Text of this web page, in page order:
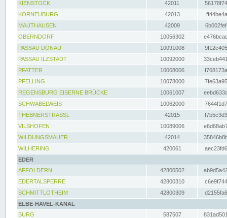
KIENSTOCK
42011
KORNEUBURG
42013
MAUTHAUSEN
42009
OBERNDORF
10056302
PASSAU DONAU
10091008
PASSAU ILZSTADT
10092000
PFATTER
10068006
PFELLING
10078000
REGENSBURG EISERNE BRÜCKE
10061007
SCHWABELWEIS
10062000
THEBNERSTRASSL
42015
VILSHOFEN
10089006
WILDUNGSMAUER
42014
WILHERING
420061
EDER
AFFOLDERN
42800502
EDERTALSPERRE
42800310
SCHMITTLOTHEIM
42800309
ELBE-HAVEL-KANAL
BURG
587507